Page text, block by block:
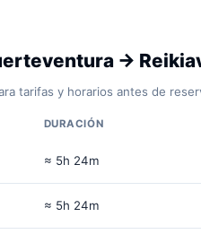
→
tarifas y horarios antes de
DURACIÓN
≈ 5h 24m
≈ 5h 24m